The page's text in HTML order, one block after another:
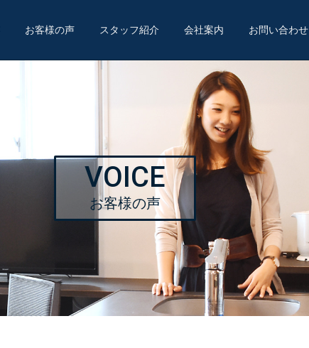
お客様の声 スタッフ紹介 会社案内 お問い合わせ
VOICE
お客様の声